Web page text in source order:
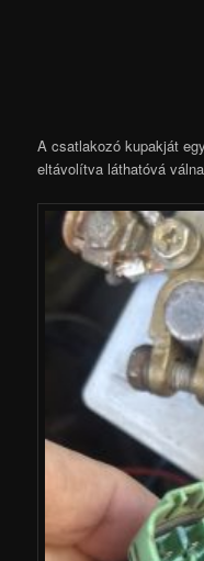
A csatlakozó kupakját
eltávolítva láthatóvá